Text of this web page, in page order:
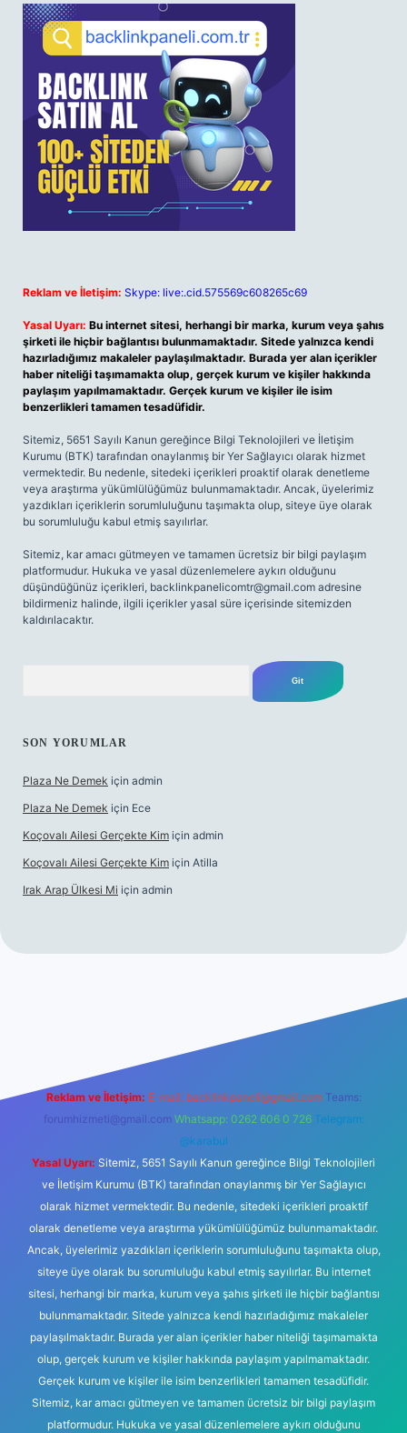
Reklam ve İletişim: Skype: live:.cid.575569c608265c69
Yasal Uyarı: Bu internet sitesi, herhangi bir marka, kurum veya şahıs
şirketi ile hiçbir bağlantısı bulunmamaktadır. Sitede yalnızca kendi
hazırladığımız makaleler paylaşılmaktadır. Burada yer alan içerikler
haber niteliği taşımamakta olup, gerçek kurum ve kişiler hakkında
paylaşım yapılmamaktadır. Gerçek kurum ve kişiler ile isim
benzerlikleri tamamen tesadüfidir.
Sitemiz, 5651 Sayılı Kanun gereğince Bilgi Teknolojileri ve İletişim
Kurumu (BTK) tarafından onaylanmış bir Yer Sağlayıcı olarak hizmet
vermektedir. Bu nedenle, sitedeki içerikleri proaktif olarak denetleme
veya araştırma yükümlülüğümüz bulunmamaktadır. Ancak, üyelerimiz
yazdıkları içeriklerin sorumluluğunu taşımakta olup, siteye üye olarak
bu sorumluluğu kabul etmiş sayılırlar.
Sitemiz, kar amacı gütmeyen ve tamamen ücretsiz bir bilgi paylaşım
platformudur. Hukuka ve yasal düzenlemelere aykırı olduğunu
düşündüğünüz içerikleri, backlinkpanelicomtr@gmail.com adresine
bildirmeniz halinde, ilgili içerikler yasal süre içerisinde sitemizden
kaldırılacaktır.
SON YORUMLAR
Plaza Ne Demek için admin
Plaza Ne Demek için Ece
Koçovalı Ailesi Gerçekte Kim için admin
Koçovalı Ailesi Gerçekte Kim için Atilla
Irak Arap Ülkesi Mi için admin
Reklam ve İletişim: E-mail: backlinkpaneli@gmail.com Teams:
forumhizmeti@gmail.com Whatsapp: 0262 606 0 726 Telegram:
@karabul
Yasal Uyarı: Sitemiz, 5651 Sayılı Kanun gereğince Bilgi Teknolojileri
ve İletişim Kurumu (BTK) tarafından onaylanmış bir Yer Sağlayıcı
olarak hizmet vermektedir. Bu nedenle, sitedeki içerikleri proaktif
olarak denetleme veya araştırma yükümlülüğümüz bulunmamaktadır.
Ancak, üyelerimiz yazdıkları içeriklerin sorumluluğunu taşımakta olup,
siteye üye olarak bu sorumluluğu kabul etmiş sayılırlar. Bu internet
sitesi, herhangi bir marka, kurum veya şahıs şirketi ile hiçbir bağlantısı
bulunmamaktadır. Sitede yalnızca kendi hazırladığımız makaleler
paylaşılmaktadır. Burada yer alan içerikler haber niteliği taşımamakta
olup, gerçek kurum ve kişiler hakkında paylaşım yapılmamaktadır.
Gerçek kurum ve kişiler ile isim benzerlikleri tamamen tesadüfidir.
Sitemiz, kar amacı gütmeyen ve tamamen ücretsiz bir bilgi paylaşım
platformudur. Hukuka ve yasal düzenlemelere aykırı olduğunu